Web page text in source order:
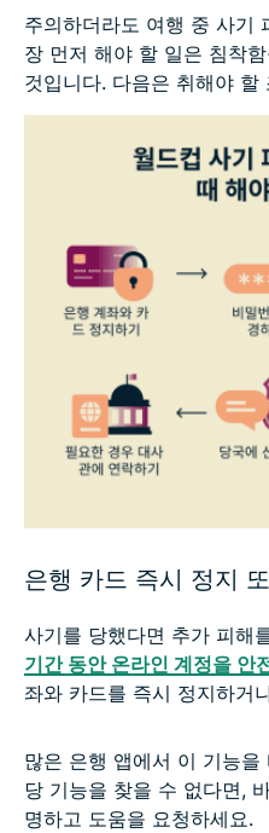
주의하더라도 여행 중 사기
장 먼저 해야 할 일은 침착
것입니다. 다음은 취해야 할
은행 카드 즉시 정지
사기를 당했다면 추가 피해
기간 동안 온라인 계정을 안
좌와 카드를 즉시 정지하거
많은 은행 앱에서 이 기능
당 기능을 찾을 수 없다면,
명하고 도움을 요청하세요.